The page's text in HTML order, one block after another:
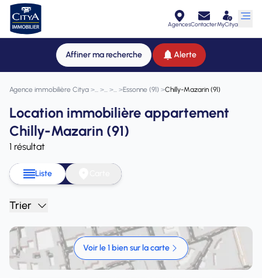
AgencesContacterMyCitya
Affiner ma recherche Alerte
Agence immobilière Citya > > > >Essonne (91) >Chilly-Mazarin (91)
Location immobilière appartement
Chilly-Mazarin (91)
1 résultat
Liste
Trier
Voir le 1 bien sur la carte